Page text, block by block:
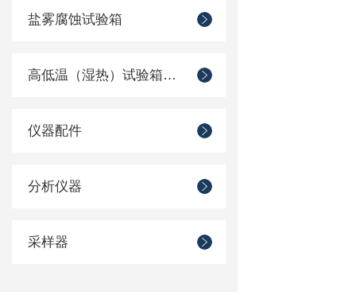
盐雾腐蚀试验箱
高低温（湿热）试验箱系列
仪器配件
分析仪器
采样器